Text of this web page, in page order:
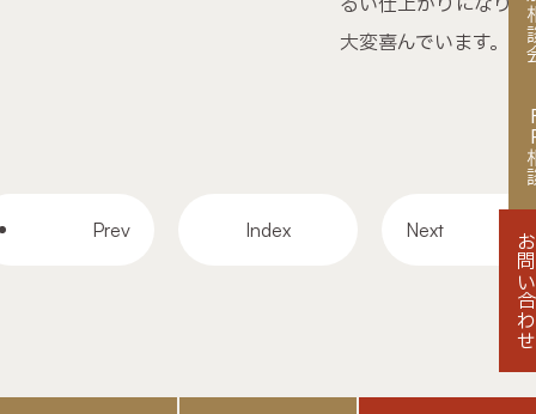
お問
大変喜んでいます。
Prev Index Next